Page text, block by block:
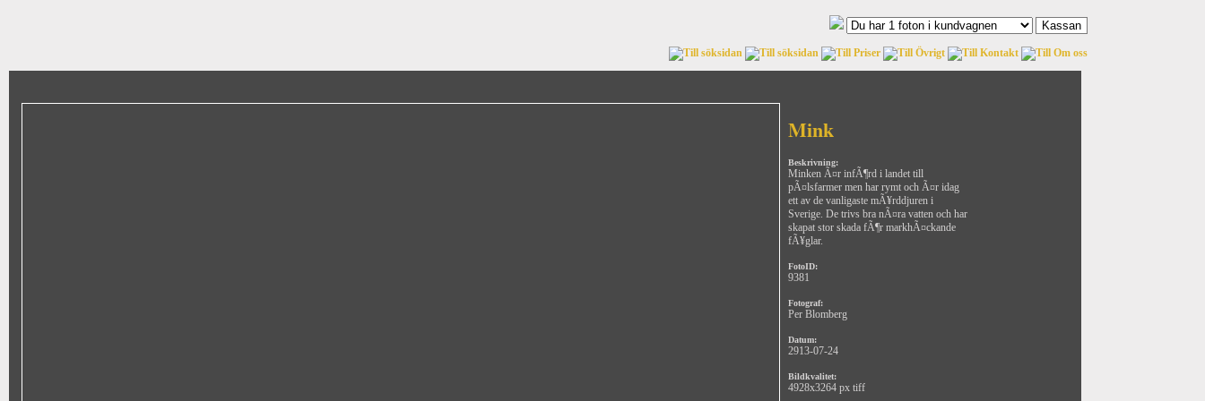
Mink
Beskrivning:
Minken Ã¤r infÃ¶rd i landet till
pÃ¤lsfarmer men har rymt och Ã¤r idag
ett av de vanligaste mÃ¥rddjuren i
Sverige. De trivs bra nÃ¤ra vatten och har
skapat stor skada fÃ¶r markhÃ¤ckande
fÃ¥glar.
FotoID:
9381
Fotograf:
Per Blomberg
Datum:
2913-07-24
Bildkvalitet:
4928x3264 px tiff